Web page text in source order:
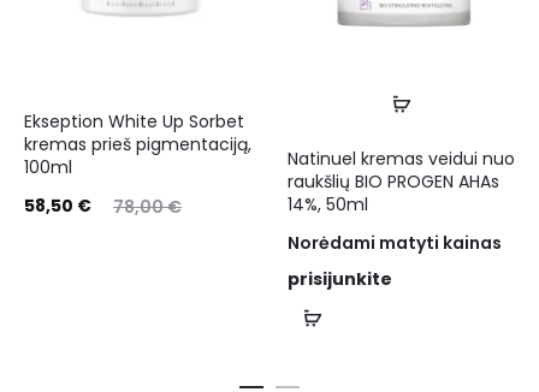
Ekseption White Up Sorbet
kremas prieš pigmentaciją,
100ml
78,00€
58,50 €
Natinuel kremas veidui nuo
raukšlių BIO PROGEN AHAs
14%, 50ml
Norėdami matyti kainas
prisijunkite